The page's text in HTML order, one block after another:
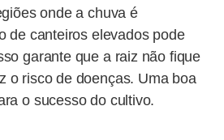
onde a chuva é
de canteiros elevados pode
garante que a raiz não fique
o risco de doenças. Uma boa
o sucesso do cultivo.